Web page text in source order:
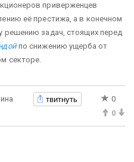
приверженцев
её престижа, а в конечном
решению задач, стоящих перед
по снижению ущерба от
секторе.
твитнуть
0
0